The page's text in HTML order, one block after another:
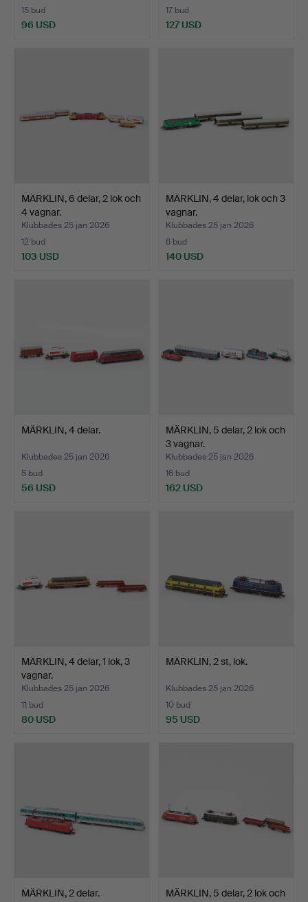
15 bud
96 USD
17 bud
127 USD
MÄRKLIN, 6 delar, 2 lok och
4 vagnar.
Klubbades 25 jan 2026
12 bud
103 USD
MÄRKLIN, 4 delar, lok och 3
vagnar.
Klubbades 25 jan 2026
6 bud
140 USD
MÄRKLIN, 4 delar.
Klubbades 25 jan 2026
5 bud
56 USD
MÄRKLIN, 5 delar, 2 lok och
3 vagnar.
Klubbades 25 jan 2026
16 bud
162 USD
MÄRKLIN, 4 delar, 1 lok, 3
vagnar.
Klubbades 25 jan 2026
11 bud
80 USD
MÄRKLIN, 2 st, lok.
Klubbades 25 jan 2026
10 bud
95 USD
MÄRKLIN, 2 delar.
MÄRKLIN, 5 delar, 2 lok och